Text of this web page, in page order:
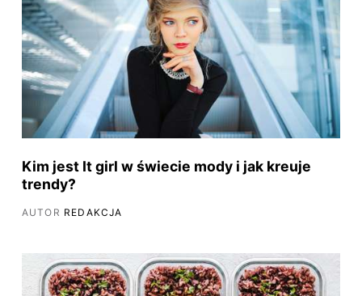
Kim jest It girl w świecie mody i jak kreuje
trendy?
AUTOR REDAKCJA